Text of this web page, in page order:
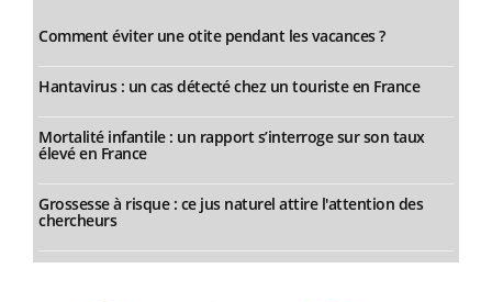
Comment éviter une otite pendant les vacances ?
Hantavirus : un cas détecté chez un touriste en France
Mortalité infantile : un rapport s’interroge sur son taux
élevé en France
Grossesse à risque : ce jus naturel attire l'attention des
chercheurs